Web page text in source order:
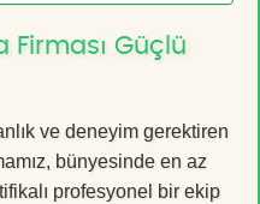
Firması Güçlü
ve deneyim gerektiren
bünyesinde en az
profesyonel bir ekip